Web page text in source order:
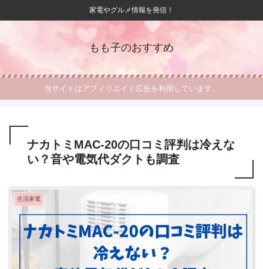
家電やグルメ情報を発信！
もも子のおすすめ
当サイトはアフィリエイト広告を利用しています。
ナカトミMAC-20の口コミ評判は冷えな
い？音や電気代ダクトも調査
生活家電